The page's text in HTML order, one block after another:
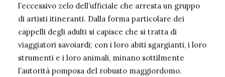
l’eccessivo zelo dell’ufficiale che arresta un gruppo
di artisti itineranti. Dalla forma particolare dei
cappelli degli adulti si capisce che si tratta di
viaggiatori savoiardi; con i loro abiti sgargianti, i loro
strumenti e i loro animali, minano sottilmente
l’autorità pomposa del robusto maggiordomo.